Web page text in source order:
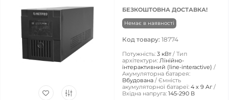
БЕЗКОШТОВНА ДОСТАВКА!
Немає в наявності
Код товару: 18774
Потужність: 3 кВт
Тип
архітектури: Лінійно-
інтерактивний (line-interactive)
Акумуляторна батарея:
Вбудована
Ємність
акумуляторної батареї: 4 х 9 Aг
Вхідна напруга: 145-290 В